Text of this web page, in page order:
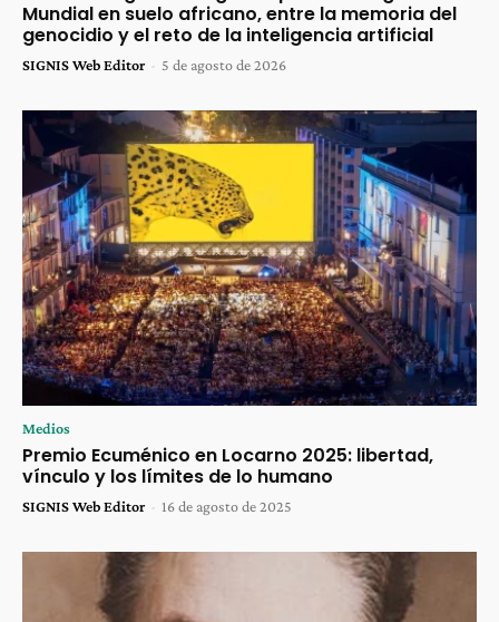
Mundial en suelo africano, entre la memoria del
genocidio y el reto de la inteligencia artificial
SIGNIS Web Editor - 5 de agosto de 2026
Medios
Premio Ecuménico en Locarno 2025: libertad,
vínculo y los límites de lo humano
SIGNIS Web Editor - 16 de agosto de 2025